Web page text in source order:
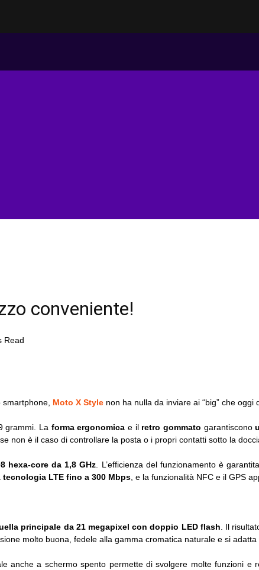
conveniente!
Read
Moto X Style non ha nulla da inviare ai “big” che
grammi. La forma ergonomica e il retro gommato garantiscono
non è il caso di controllare la posta o i propri contatti sotto la
hexa-core da 1,8 GHz . L’efficienza del funzionamento è
tecnologia LTE fino a 300 Mbps , e la funzionalità NFC e il GPS
principale da 21 megapixel con doppio LED flash . Il
molto buona, fedele alla gamma cromatica naturale e si adatta
anche a schermo spento permette di svolgere molte funzioni e